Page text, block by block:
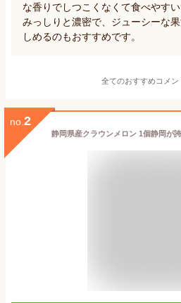
な香りでしつこくなくて食べやす
みっしりと濃密で、ジューシーな
しめるのもおすすめです。
全てのおすすめコメン
no. 2